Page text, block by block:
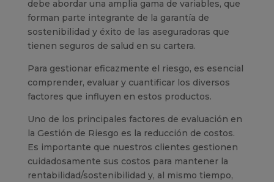
debe abordar una amplia gama de variables, que
forman parte integrante de la garantía de
sostenibilidad y éxito de las aseguradoras que
tienen seguros de salud en su cartera.
Para gestionar eficazmente el riesgo, es esencial
comprender, evaluar y cuantificar los diversos
factores que influyen en estos productos.
Uno de los principales factores de evaluación en
la Gestión de Riesgo es la reducción de costos.
Es importante que nuestros clientes gestionen
cuidadosamente sus costos para mantener la
rentabilidad/sostenibilidad y, al mismo tiempo,